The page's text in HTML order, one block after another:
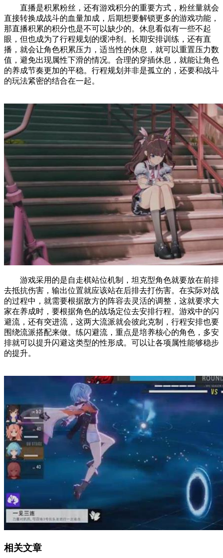
直播是积累粉丝，还有游戏积分的重要方式，粉丝量就会
直接转换成战斗的血量加成，后期想要解锁更多的游戏功能，
那直播积累的积分也是不可以缺少的。休息看似有一些不起
眼，但也成为了行程规划的缓冲剂。长期安排训练，还有直
播，就会让角色积累压力，适当性的休息，就可以重置压力数
值，避免出现属性下滑的情况。合理的穿插休息，就能让角色
的养成节奏更加的平稳。行程规划并非是孤立的，还要和战斗
的玩法紧密的结合在一起。
游戏采用的是自走棋站位机制，坦克型角色就要放在前排
去抵抗伤害，输出位置就应该站在后排去打伤害。在实际对战
的过程中，就需要根据敌方的阵容去灵活的调整，这就要求大
家在养成时，要根据角色的战场定位去安排行程。游戏中的闪
避流，还有突进流，这两大流派就会彼此克制，行程安排也要
围绕流派搭配来做。练闪避流，重点是培养核心的角色，多安
排就可以提升闪避这类型的性形成。可以让各项属性能够稳步
的提升。
相关文章